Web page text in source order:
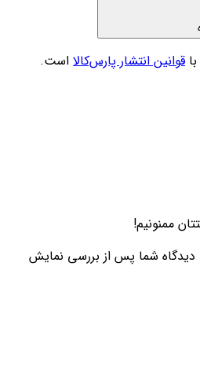
قوانین انتشار پارس‌کالا است.
ممنونیم!
شما پس از بررسی نمایش